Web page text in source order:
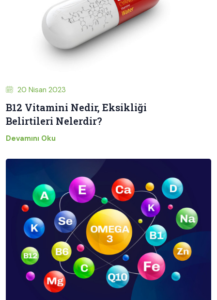
20 Nisan 2023
B12 Vitamini Nedir, Eksikliği
Belirtileri Nelerdir?
Devamını Oku